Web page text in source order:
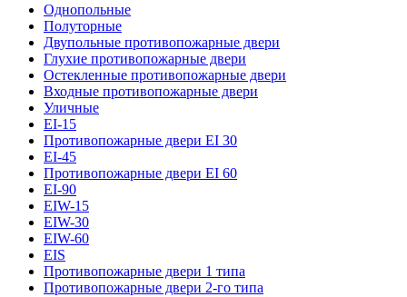
Однопольные
Полуторные
Двупольные противопожарные двери
Глухие противопожарные двери
Остекленные противопожарные двери
Входные противопожарные двери
Уличные
EI-15
Противопожарные двери EI 30
EI-45
Противопожарные двери EI 60
EI-90
EIW-15
EIW-30
EIW-60
EIS
Противопожарные двери 1 типа
Противопожарные двери 2-го типа